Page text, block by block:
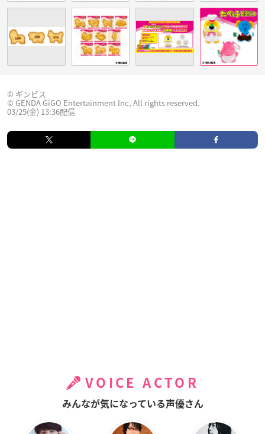
© ギンビス
© GENDA GiGO Entertainment Inc, All rights reserved.
03/25(金) 13:36配信
VOICE ACTOR
みんなが気になっている声優さん